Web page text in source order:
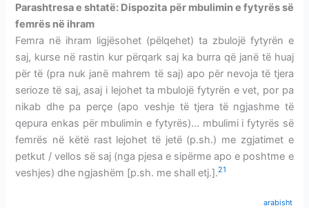
Parashtresa e shtatë: Dispozita për mbulimin e fytyrës së
femrës në ihram
Femra në ihram ligjësohet (pëlqehet) ta zbulojë fytyrën e
saj, kurse në rastin kur përqark saj ka burra që janë të huaj
për të (pra nuk janë mahrem të saj) apo për nevoja të tjera
serioze të saj, asaj i lejohet ta mbulojë fytyrën e vet, por pa
nikab dhe pa perçe (apo veshje të tjera të ngjashme të
qepura enkas për mbulimin e fytyrës)… mbulimi i fytyrës së
femrës në këtë rast lejohet të jetë (p.sh.) me zgjatimet e
petkut / vellos së saj (nga pjesa e sipërme apo e poshtme e
veshjes) dhe ngjashëm [p.sh. me shall etj.].21
arabisht